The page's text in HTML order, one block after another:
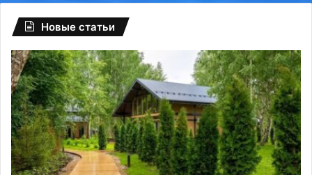
–
Новые статьи